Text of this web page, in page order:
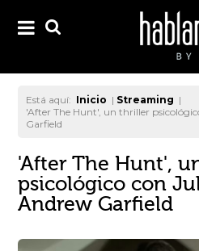
Está aquí: Inicio | Streaming |
'After The Hunt', un thriller
Garfield
'After The Hunt',
psicológico con
Andrew Garfield